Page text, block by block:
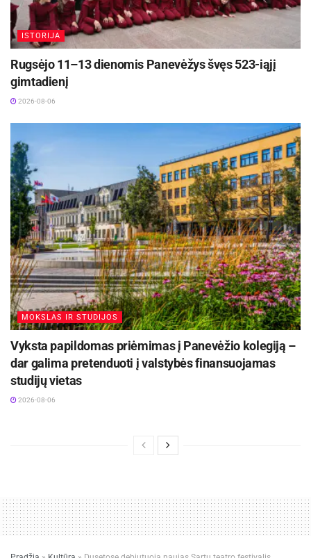
ISTORIJA
Rugsėjo 11–13 dienomis Panevėžys švęs 523-iąjį
gimtadienį
2026-08-06
MOKSLAS IR STUDIJOS
Vyksta papildomas priėmimas į Panevėžio kolegiją –
dar galima pretenduoti į valstybės finansuojamas
studijų vietas
2026-08-06